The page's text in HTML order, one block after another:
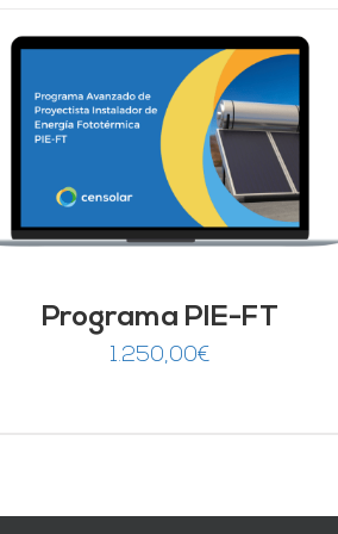
Programa PIE-FT
1.250,00€
AÑADIR AL CARRITO / DETALLES